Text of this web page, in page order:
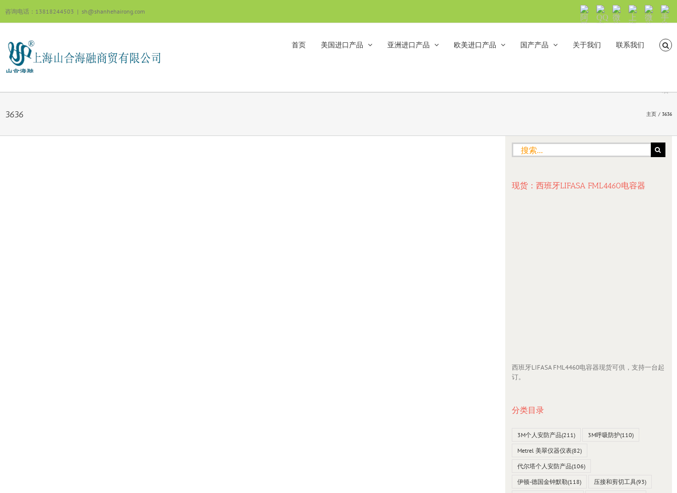
过
内
咨询电话：13818244503 | sh@shanhehairong.com
阿
里
沟
QQ
交
微
信
号：
shanhehairong
上
海
海
微
信
手
机
览
直
接
首页 美国进口产品 亚洲进口产品 欧美进口产品 国产产品 关于我们 联系我们
3636 主页 3636
搜
索：
现货：西班牙LIFASA FML4460电容器
西班牙LIFASA FML4460电容器现货可供，支持一台起
订。
分类目录
3M个人安防产品(211) 3M呼吸防护(110)
Metrel 美翠仪器仪表(82)
代尔塔个人安防产品(106)
伊顿-德国金钟默勒(118) 压接和剪切工具(93)